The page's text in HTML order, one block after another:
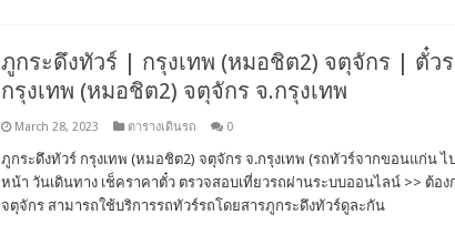
ภูกระดึงทัวร์ | กรุงเทพ (หมอชิต2) จตุจักร | ตั๋ว
กรุงเทพ (หมอชิต2) จตุจักร จ.กรุงเทพ
March 28, 2023 ตารางเดินรถ 0
ภูกระดึงทัวร์ กรุงเทพ (หมอชิต2) จตุจักร จ.กรุงเทพ (รถทัวร์จากขอนแก่น ไ
หน้า วันเดินทาง เช็คราคาตั๋ว ตรวจสอบเที่ยวรถผ่านระบบออนไลน์ >> ต้อง
จตุจักร สามารถใช้บริการรถทัวร์รถโดยสารภูกระดึงทัวร์ดูละกัน